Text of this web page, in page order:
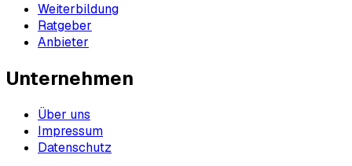
Weiterbildung
Ratgeber
Anbieter
Unternehmen
Über uns
Impressum
Datenschutz